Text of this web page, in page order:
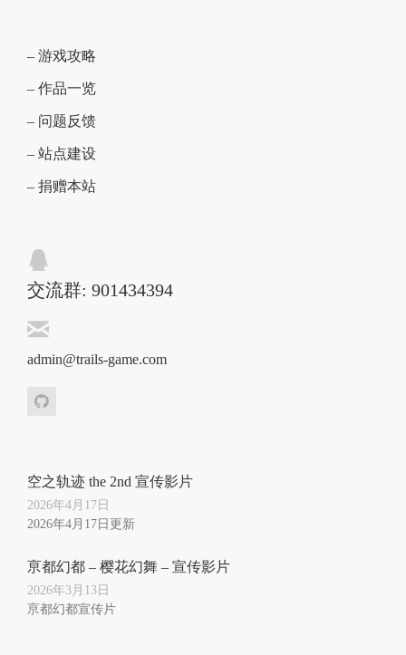
– 游戏攻略
– 作品一览
– 问题反馈
– 站点建设
– 捐赠本站
交流群: 901434394
admin@trails-game.com
空之轨迹 the 2nd 宣传影片
2026年4月17日
2026年4月17日更新
亰都幻都 – 樱花幻舞 – 宣传影片
2026年3月13日
亰都幻都宣传片